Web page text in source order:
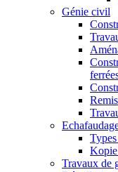
Génie civil
Kopie
Travaux de